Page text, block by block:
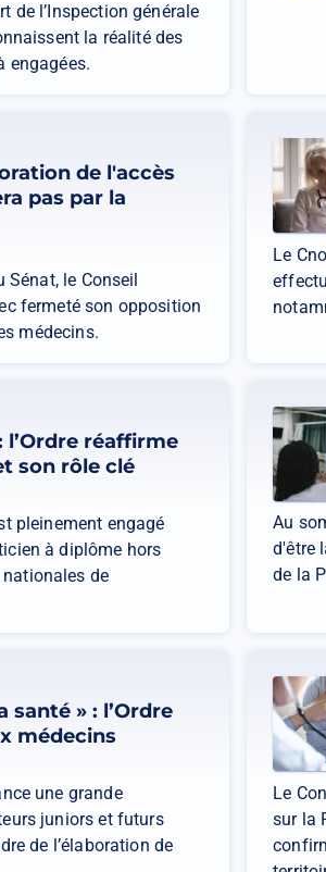
de l’Inspection générale
la réalité des
engagées.
de l'accès
pas par la
le Conseil
fermeté son opposition
médecins.
Le
l’Ordre réaffirme
son rôle clé
pleinement engagé
à diplôme hors
de
Au
d'être
de la
santé » : l’Ordre
médecins
une grande
juniors et futurs
de l’élaboration de
Le
sur la